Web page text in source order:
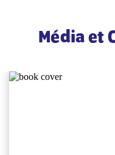
Média et